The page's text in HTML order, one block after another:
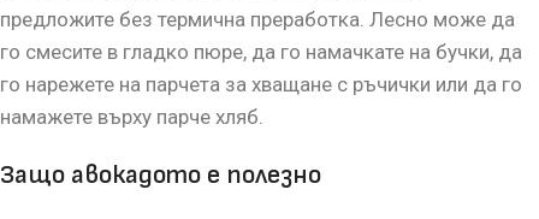
предложите без термична преработка. Лесно може да
го смесите в гладко пюре, да го намачкате на бучки, да
го нарежете на парчета за хващане с ръчички или да го
намажете върху парче хляб.
Защо авокадото е полезно